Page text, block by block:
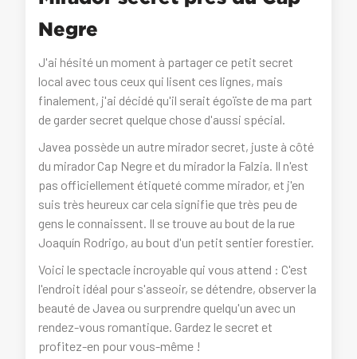
Negre
J'ai hésité un moment à partager ce petit secret
local avec tous ceux qui lisent ces lignes, mais
finalement, j'ai décidé qu'il serait égoïste de ma part
de garder secret quelque chose d'aussi spécial.
Javea possède un autre mirador secret, juste à côté
du mirador Cap Negre et du mirador la Falzia. Il n'est
pas officiellement étiqueté comme mirador, et j'en
suis très heureux car cela signifie que très peu de
gens le connaissent. Il se trouve au bout de la rue
Joaquín Rodrigo, au bout d'un petit sentier forestier.
Voici le spectacle incroyable qui vous attend : C'est
l'endroit idéal pour s'asseoir, se détendre, observer la
beauté de Javea ou surprendre quelqu'un avec un
rendez-vous romantique. Gardez le secret et
profitez-en pour vous-même !